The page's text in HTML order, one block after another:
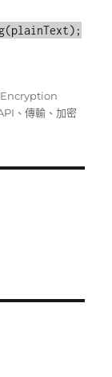
、傳輸 、加密